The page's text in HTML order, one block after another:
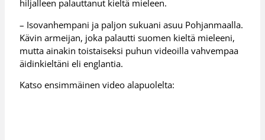
hiljalleen palauttanut kieltä mieleen.
– Isovanhempani ja paljon sukuani asuu Pohjanmaalla.
Kävin armeijan, joka palautti suomen kieltä mieleeni,
mutta ainakin toistaiseksi puhun videoilla vahvempaa
äidinkieltäni eli englantia.
Katso ensimmäinen video alapuolelta: